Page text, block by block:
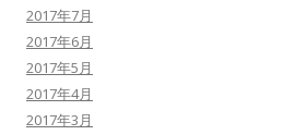
2017年7月
2017年6月
2017年5月
2017年4月
2017年3月